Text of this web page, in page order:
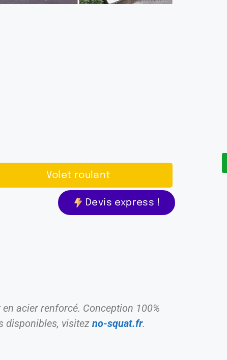
Volet roulant
Devis express !
acier renforcé. Conception 100%
disponibles, visitez no-squat.fr.